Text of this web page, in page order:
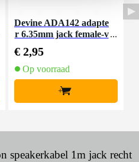
Devine ADA142 adapte
r 6.35mm jack female-v
ansluiting
€ 2,95
Op voorraad
+
speakerkabel 1m jack recht